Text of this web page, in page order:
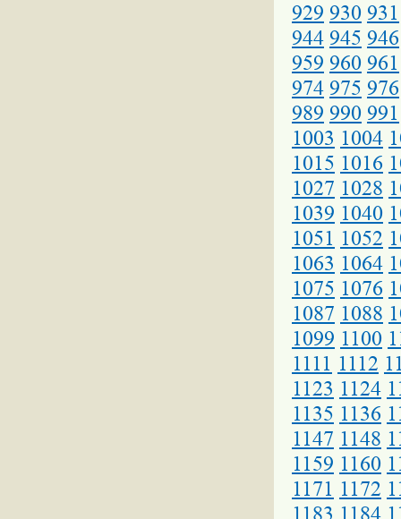
929 930 931
944 945 946
959 960 961
974 975 976
989 990 991
1003 1004
1015 1016
1027 1028
1039 1040
1051 1052
1063 1064
1075 1076
1087 1088
1099 1100
1111 1112
1123 1124
1135 1136
1147 1148
1159 1160
1171 1172